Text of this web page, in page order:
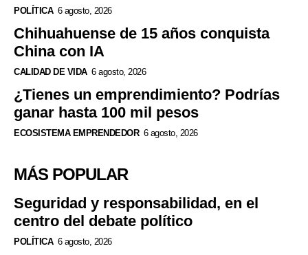
POLÍTICA 6 agosto, 2026
Chihuahuense de 15 años conquista
China con IA
CALIDAD DE VIDA 6 agosto, 2026
¿Tienes un emprendimiento? Podrías
ganar hasta 100 mil pesos
ECOSISTEMA EMPRENDEDOR 6 agosto, 2026
MÁS POPULAR
Seguridad y responsabilidad, en el
centro del debate político
POLÍTICA 6 agosto, 2026